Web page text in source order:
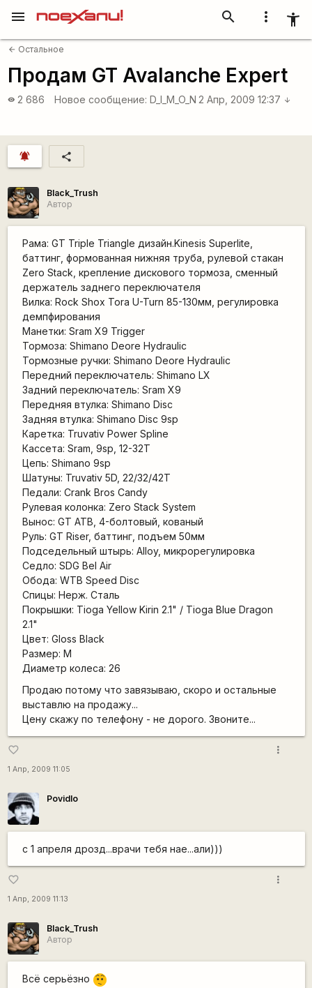
more_vert accessibility_new
search
menu
arrow_back Остальное
Продам GT Avalanche Expert
visibility 2 686 Новое сообщение: D_I_M_O_N 2 Апр, 2009 12:37 arrow_downward
notifications_active share
Black_Trush
Автор
Рама: GT Triple Triangle дизайн.Kinesis Superlite,
баттинг, формованная нижняя труба, рулевой стакан
Zero Stack, крепление дискового тормоза, сменный
держатель заднего переключателя
Вилка: Rock Shox Tora U-Turn 85-130мм, регулировка
демпфирования
Манетки: Sram X9 Trigger
Тормоза: Shimano Deore Hydraulic
Тормозные ручки: Shimano Deore Hydraulic
Передний переключатель: Shimano LX
Задний переключатель: Sram X9
Передняя втулка: Shimano Disc
Задняя втулка: Shimano Disc 9sp
Каретка: Truvativ Power Spline
Кассета: Sram, 9sp, 12-32T
Цепь: Shimano 9sp
Шатуны: Truvativ 5D, 22/32/42T
Педали: Crank Bros Candy
Рулевая колонка: Zero Stack System
Вынос: GT ATB, 4-болтовый, кованый
Руль: GT Riser, баттинг, подъем 50мм
Подседельный штырь: Alloy, микрорегулировка
Седло: SDG Bel Air
Обода: WTB Speed Disc
Спицы: Нерж. Сталь
Покрышки: Tioga Yellow Kirin 2.1" / Tioga Blue Dragon
2.1"
Цвет: Gloss Black
Размер: M
Диаметр колеса: 26
Продаю потому что завязываю, скоро и остальные
выставлю на продажу...
Цену скажу по телефону - не дорого. Звоните...
favorite_border
1 Апр, 2009 11:05
more_vert
Povidlo
с 1 апреля дрозд...врачи тебя нае...али)))
favorite_border
1 Апр, 2009 11:13
more_vert
Black_Trush
Автор
Всё серьёзно :-/